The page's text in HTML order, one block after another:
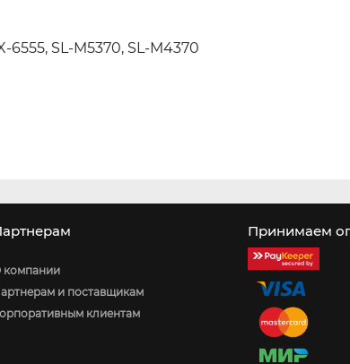
6555, SL-M5370, SL-M4370
компании
и поставщикам
клиентам
Принимаем